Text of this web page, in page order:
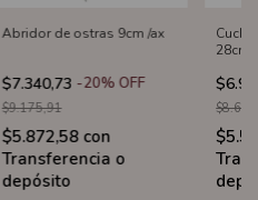
Abridor de ostras 9cm /ax
$7.340,73 -20% OFF
$9.175,91
$5.872,58 con
Transferencia o
depósito
28cm